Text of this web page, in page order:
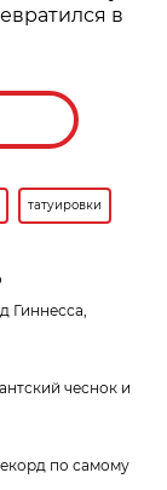
в
татуировки
Гиннесса,
чеснок и
по самому